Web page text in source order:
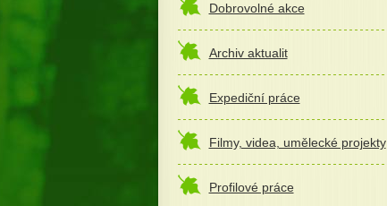
Dobrovolné akce
Archiv aktualit
Expediční práce
Filmy, videa, umělecké projekty
Profilové práce